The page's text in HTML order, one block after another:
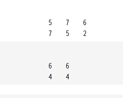
5
7
7
5
6
2
6
4
6
4